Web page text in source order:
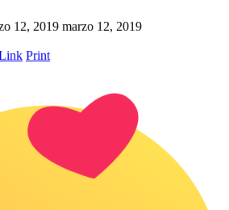
12, 2019 marzo 12, 2019
Print